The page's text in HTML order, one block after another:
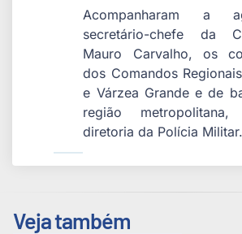
Acompanharam a
secretário-chefe da
Mauro Carvalho, os
dos Comandos
e Várzea Grande e de
região
diretoria da Polícia Militar.
Veja também